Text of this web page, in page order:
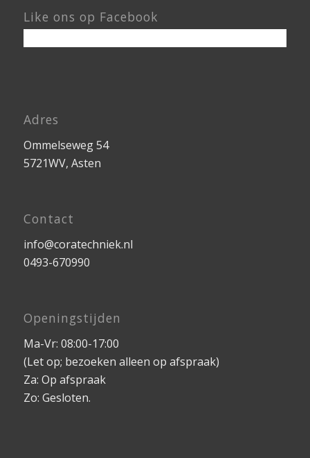
Like ons op Facebook
Adres
Ommelseweg 54
5721WV, Asten
Contact
info@coratechniek.nl
0493-670990
Openingstijden
Ma-Vr: 08:00-17:00
(Let op; bezoeken alleen op afspraak)
Za: Op afspraak
Zo: Gesloten.